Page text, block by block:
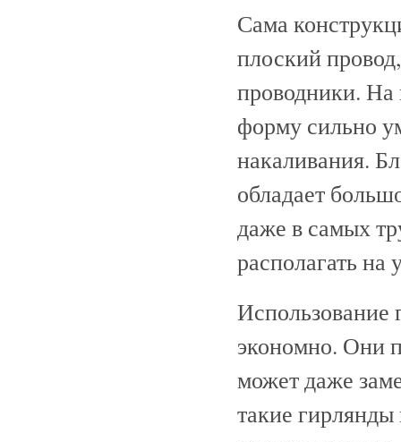
Сама
плоский
проводники.
форму сильно
накаливания.
обладает
даже в самых
располагать на
Использование
экономно. Они
может даже
такие